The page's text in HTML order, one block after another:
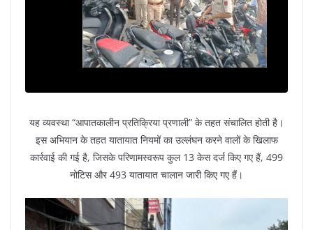
यह व्यवस्था “आपातकालीन प्रतिक्रिया प्रणाली” के तहत संचालित होती है।
इस अभियान के तहत यातायात नियमों का उल्लंघन करने वालों के खिलाफ
कार्रवाई की गई है, जिसके परिणामस्वरूप कुल 13 केस दर्ज किए गए हैं, 499
नोटिस और 493 यातायात चालान जारी किए गए हैं।